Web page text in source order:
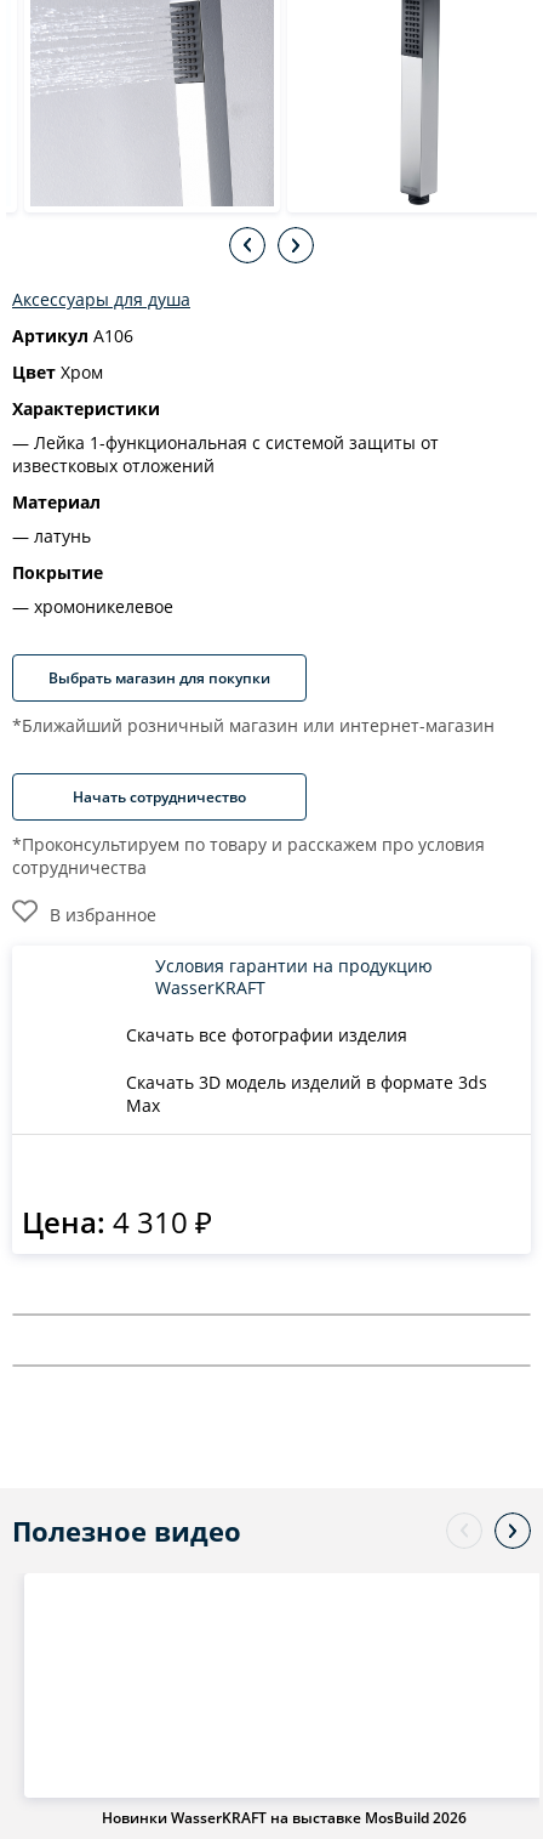
Аксессуары для душа
Артикул A106
Цвет Хром
Характеристики
Лейка 1-функциональная с системой защиты от
известковых отложений
Материал
латунь
Покрытие
хромоникелевое
Выбрать магазин для покупки
*Ближайший розничный магазин или интернет-магазин
Начать сотрудничество
*Проконсультируем по товару и расскажем про условия
сотрудничества
В избранное
Скачать все фотографии изделия
Скачать 3D модель изделий в формате 3ds
Max
Условия гарантии на продукцию
WasserKRAFT
Цена: 4 310 ₽
Полезное видео
Новинки WasserKRAFT на выставке MosBuild 2026